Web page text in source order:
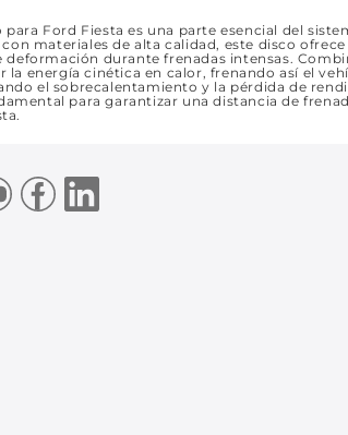
Ford Fiesta es una parte esencial del
materiales de alta calidad, este disco ofrece
durante frenadas intensas.
energía cinética en calor, frenando así el
el sobrecalentamiento y la pérdida de
para garantizar una distancia de